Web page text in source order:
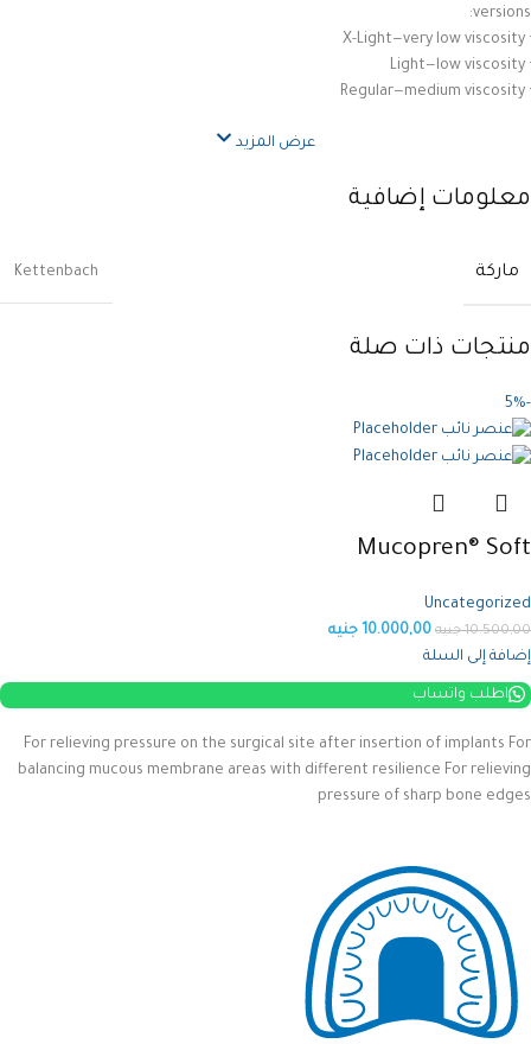
versions:
· X-Light—very low viscosity
· Light—low viscosity
· Regular—medium viscosity
عرض المزيد
معلومات إضافية
ماركة Kettenbach
منتجات ذات صلة
-5%
Mucopren® Soft
Uncategorized
10.500,00 جنيه 10.000,00 جنيه
إضافة إلى السلة
اطلب واتساب
For relieving pressure on the surgical site after insertion of implants For
balancing mucous membrane areas with different resilience For relieving
pressure of sharp bone edges